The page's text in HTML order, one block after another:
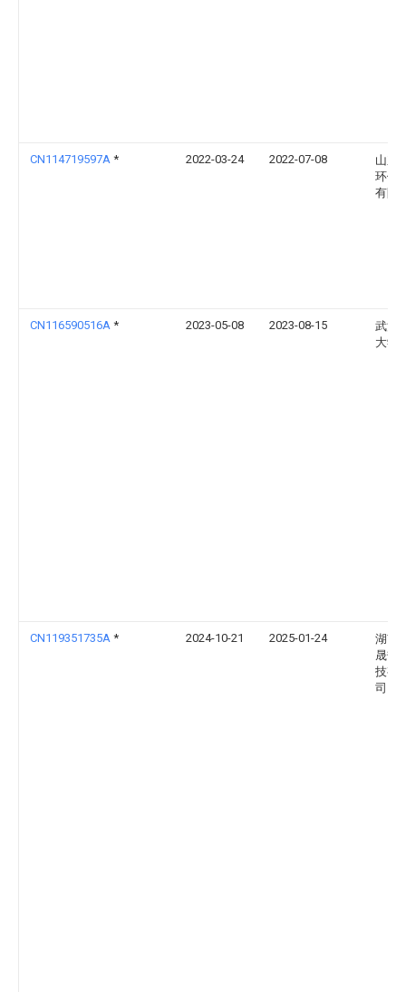
CN114719597A * 2022-03-24 2022-07-08
山东
环保
有限
CN116590516A * 2023-05-08 2023-08-15
武汉
大学
CN119351735A * 2024-10-21 2025-01-24
湖南
晟热
技有
司